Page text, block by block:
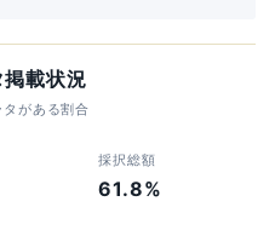
載状況
がある割合
採択総額
61.8%